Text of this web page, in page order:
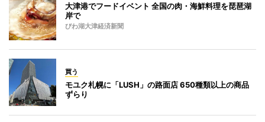
大津港でフードイベント 全国の肉・海鮮料理を琵琶湖
岸で
びわ湖大津経済新聞
買う
モユク札幌に「LUSH」の路面店 650種類以上の商品
ずらり